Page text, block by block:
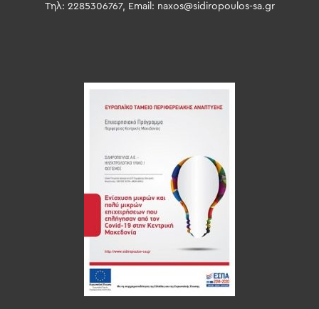
Τηλ: 2285306767, Email: naxos@sidiropoulos-sa.gr